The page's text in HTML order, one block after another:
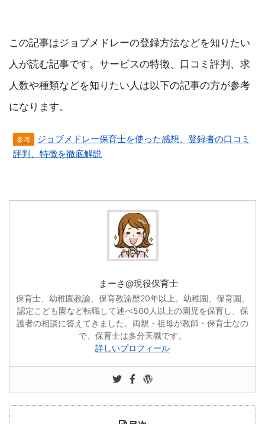
この記事はジョブメドレーの登録方法などを知りたい
人が読む記事です。サービスの特徴、口コミ評判、求
人数や種類などを知りたい人は以下の記事の方が参考
になります。
ジョブメドレー保育士を使った感想、登録者の口コミ
評判、特徴を徹底解説
まーさ@現役保育士
保育士、幼稚園教諭、保育教諭歴20年以上。幼稚園、保育園、
認定こども園など転職して述べ500人以上の園児を保育し、保
護者の相談に答えてきました。両親・祖母が教師・保育士なの
で、保育士は多分天職です。
詳しいプロフィール